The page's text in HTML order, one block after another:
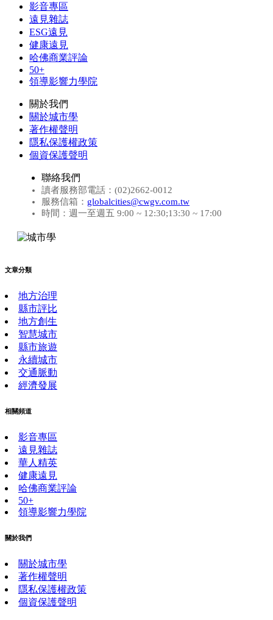
影音專區
遠見雜誌
ESG遠見
健康遠見
哈佛商業評論
50+
領導影響力學院
關於我們
關於城市學
著作權聲明
隱私保護權政策
個資保護聲明
聯絡我們
讀者服務部電話：(02)2662-0012
服務信箱： globalcities@cwgv.com.tw
時間：週一至週五 9:00 ~ 12:30;13:30 ~ 17:00
文章分類
地方治理
縣市評比
地方創生
智慧城市
縣市旅遊
永續城市
交通脈動
經濟發展
相關頻道
影音專區
遠見雜誌
華人精英
健康遠見
哈佛商業評論
50+
領導影響力學院
關於我們
關於城市學
著作權聲明
隱私保護權政策
個資保護聲明